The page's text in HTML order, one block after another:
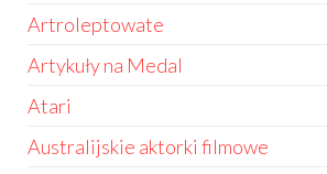
Artroleptowate
Artykuły na Medal
Atari
Australijskie aktorki filmowe